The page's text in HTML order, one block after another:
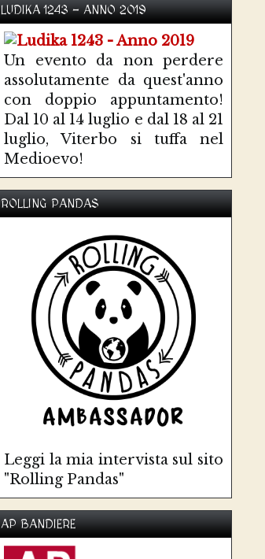
LUDIKA 1243 - ANNO 2019
Un evento da non perdere
assolutamente da quest'anno
con doppio appuntamento!
Dal 10 al 14 luglio e dal 18 al 21
luglio, Viterbo si tuffa nel
Medioevo!
ROLLING PANDAS
Leggi la mia intervista sul sito
"Rolling Pandas"
AP BANDIERE